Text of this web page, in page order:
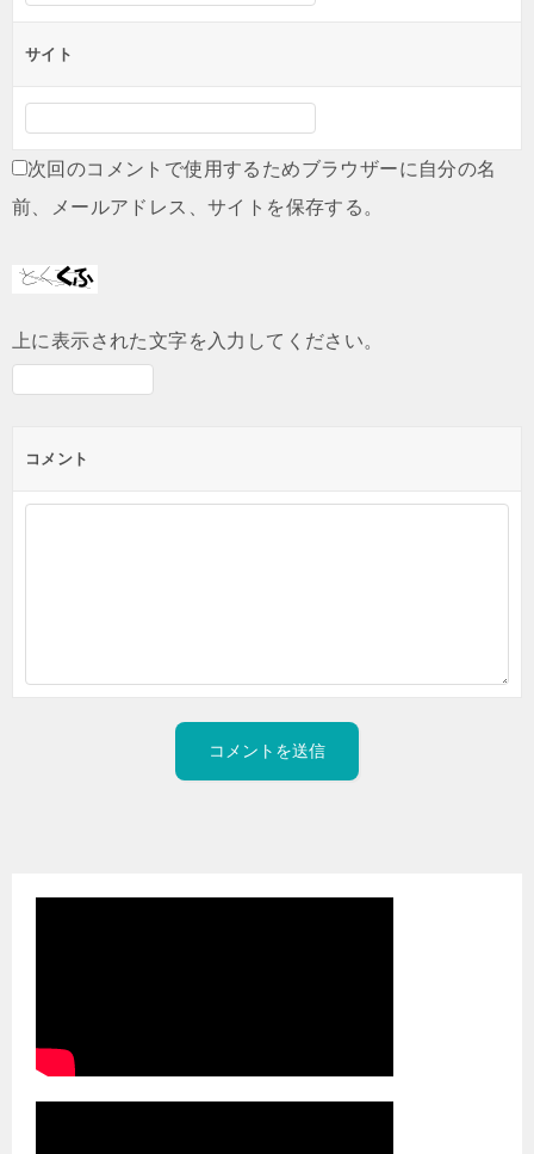
サイト
次回のコメントで使用するためブラウザーに自分の名
前、メールアドレス、サイトを保存する。
上に表示された文字を入力してください。
コメント